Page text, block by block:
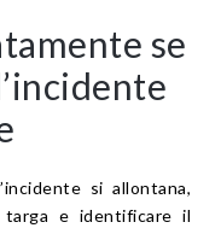
se
si allontana,
e identificare il